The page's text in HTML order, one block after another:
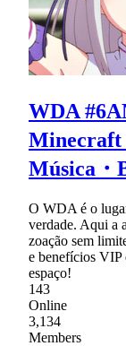
WDA
Minecraft
Música・
O WDA é o
verdade. Aqui a
zoação sem
e benefícios VIP
espaço!
143
Online
3,134
Members